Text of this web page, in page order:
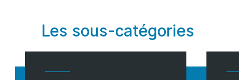
Les sous-catégories